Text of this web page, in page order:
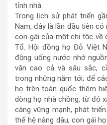
tỉnh nhà.
Trong lịch sử phát triển
Nam, đây là lần đầu tiên
con gái của một chi tộc về
Tổ. Hội đồng họ Đỗ Việt
động uống nước nhớ
văn cao cả và sâu sắc,
trong những năm tới; để
họ trên toàn quốc thêm
dòng họ nhà chồng, từ đó
càng vững mạnh, phát
thế hệ nàng dâu, con gái